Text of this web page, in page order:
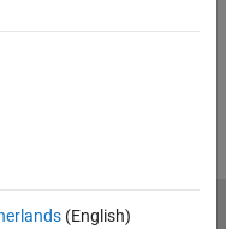
(English)